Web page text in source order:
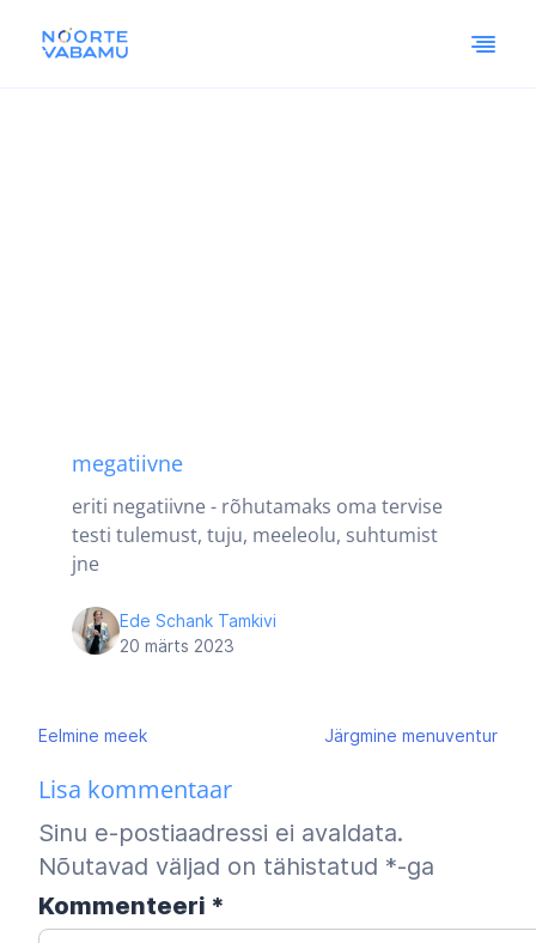
megatiivne
eriti negatiivne - rõhutamaks oma tervise
testi tulemust, tuju, meeleolu, suhtumist
jne
Ede Schank Tamkivi
20 märts 2023
Navigeerimine
Eelmine meek Järgmine menuventur
Lisa kommentaar
Sinu e-postiaadressi ei avaldata.
Nõutavad väljad on tähistatud *-ga
Kommenteeri *